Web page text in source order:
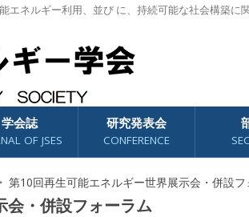
エネルギー利用、並び に、持続可能な社会構築
学会誌
OF JSES
研究発表会
CONFERENCE
第10回再生可能エネルギー世界展示会・併設フ
会・併設フォーラム